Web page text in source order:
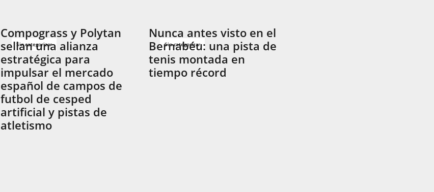
Sin categorizar
Compograss y Polytan
sellan una alianza
estratégica para
impulsar el mercado
español de campos de
futbol de cesped
artificial y pistas de
atletismo
Sin categorizar
Nunca antes visto en el
Bernabéu: una pista de
tenis montada en
tiempo récord